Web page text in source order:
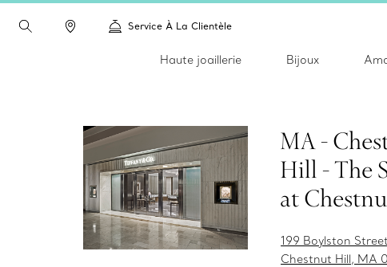
Service À La Clientèle
Haute joaillerie Bijoux
MA -
Hill - The
at
199 Boylston Street
Chestnut Hill, MA